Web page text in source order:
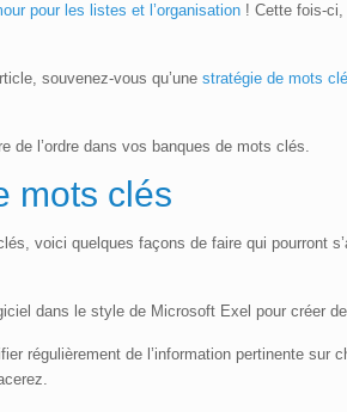
pour les listes et l’organisation ! Cette fois-
souvenez-vous qu’unestratégie de mots
de l’ordre dans vos banques de mots clés.
mots clés
voici quelques façons de faire qui pourront
dans le style de Microsoft Exel pour créer
régulièrement de l’information pertinente sur